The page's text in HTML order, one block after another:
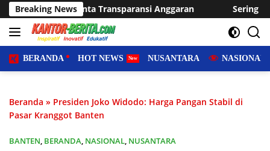
Langsung
ke
konten
Breaking News
Anggaran Sering Dilanda Genangan, Desa
BERANDA HOT NEWS NUSANTARA NASIONAL
Beranda » Presiden Joko Widodo: Harga Pangan Stabil di
Pasar Kranggot Banten
BANTEN, BERANDA, NASIONAL, NUSANTARA